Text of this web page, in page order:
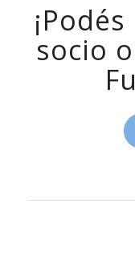
socio